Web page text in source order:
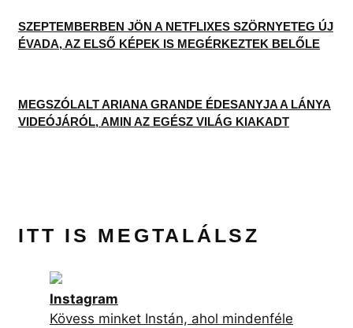
SZEPTEMBERBEN JÖN A NETFLIXES SZÖRNYETEG ÚJ
ÉVADA, AZ ELSŐ KÉPEK IS MEGÉRKEZTEK BELŐLE
MEGSZÓLALT ARIANA GRANDE ÉDESANYJA A LÁNYA
VIDEÓJÁRÓL, AMIN AZ EGÉSZ VILÁG KIAKADT
ITT IS MEGTALÁLSZ
Instagram
Kövess minket Instán, ahol mindenféle